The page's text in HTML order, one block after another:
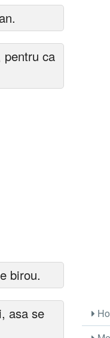
pentru ca
birou.
asa se